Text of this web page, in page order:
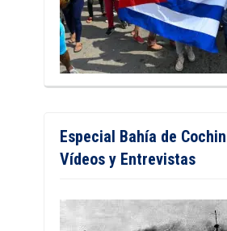
Especial Bahía de
Vídeos y Entrevistas